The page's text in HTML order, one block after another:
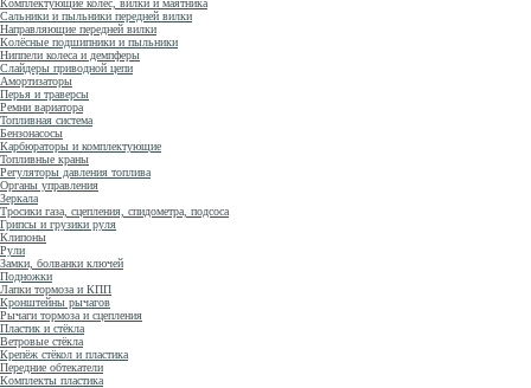
Комплектующие колёс, вилки и маятника
Сальники и пыльники передней вилки
Направляющие передней вилки
Колёсные подшипники и пыльники
Ниппели колеса и демпферы
Слайдеры приводной цепи
Амортизаторы
Перья и траверсы
Ремни вариатора
Топливная система
Бензонасосы
Карбюраторы и комплектующие
Топливные краны
Регуляторы давления топлива
Органы управления
Зеркала
Тросики газа, сцепления, спидометра, подсоса
Грипсы и грузики руля
Клипоны
Рули
Замки, болванки ключей
Подножки
Лапки тормоза и КПП
Кронштейны рычагов
Рычаги тормоза и сцепления
Пластик и стёкла
Ветровые стёкла
Крепёж стёкол и пластика
Передние обтекатели
Комплекты пластика